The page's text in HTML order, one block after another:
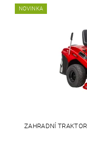
NOVINKA
ZAHRADNÍ